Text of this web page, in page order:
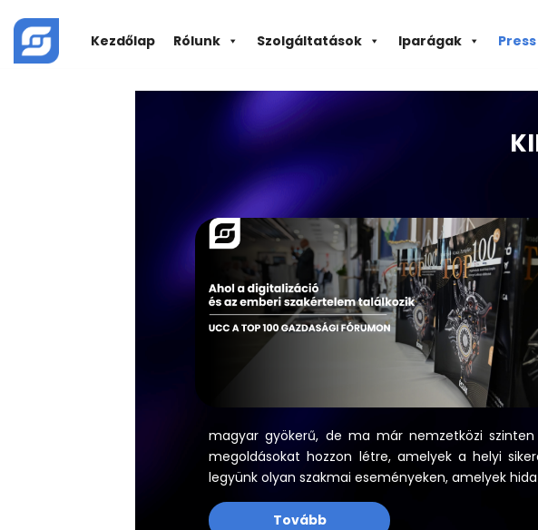
to
content
Kezdőlap Rólunk Szolgáltatások Iparágak
magyar gyökerű, de ma már nemzetközi
megoldásokat hozzon létre, amelyek a helyi
legyünk olyan szakmai eseményeken, amelyek
Tovább